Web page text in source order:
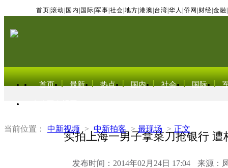
首页 滚动 国内 国际 军事 社会 地方 港澳 台湾 华人 侨网 财经 金融
首页 最新 热点 国内 社会 国际
当前位置： 中新视频 > 中新拍客 > 最现场 > 正文
实拍上海一男子拿菜刀抢银行 遭
发布时间：2014年02月24日 17:04 来源：